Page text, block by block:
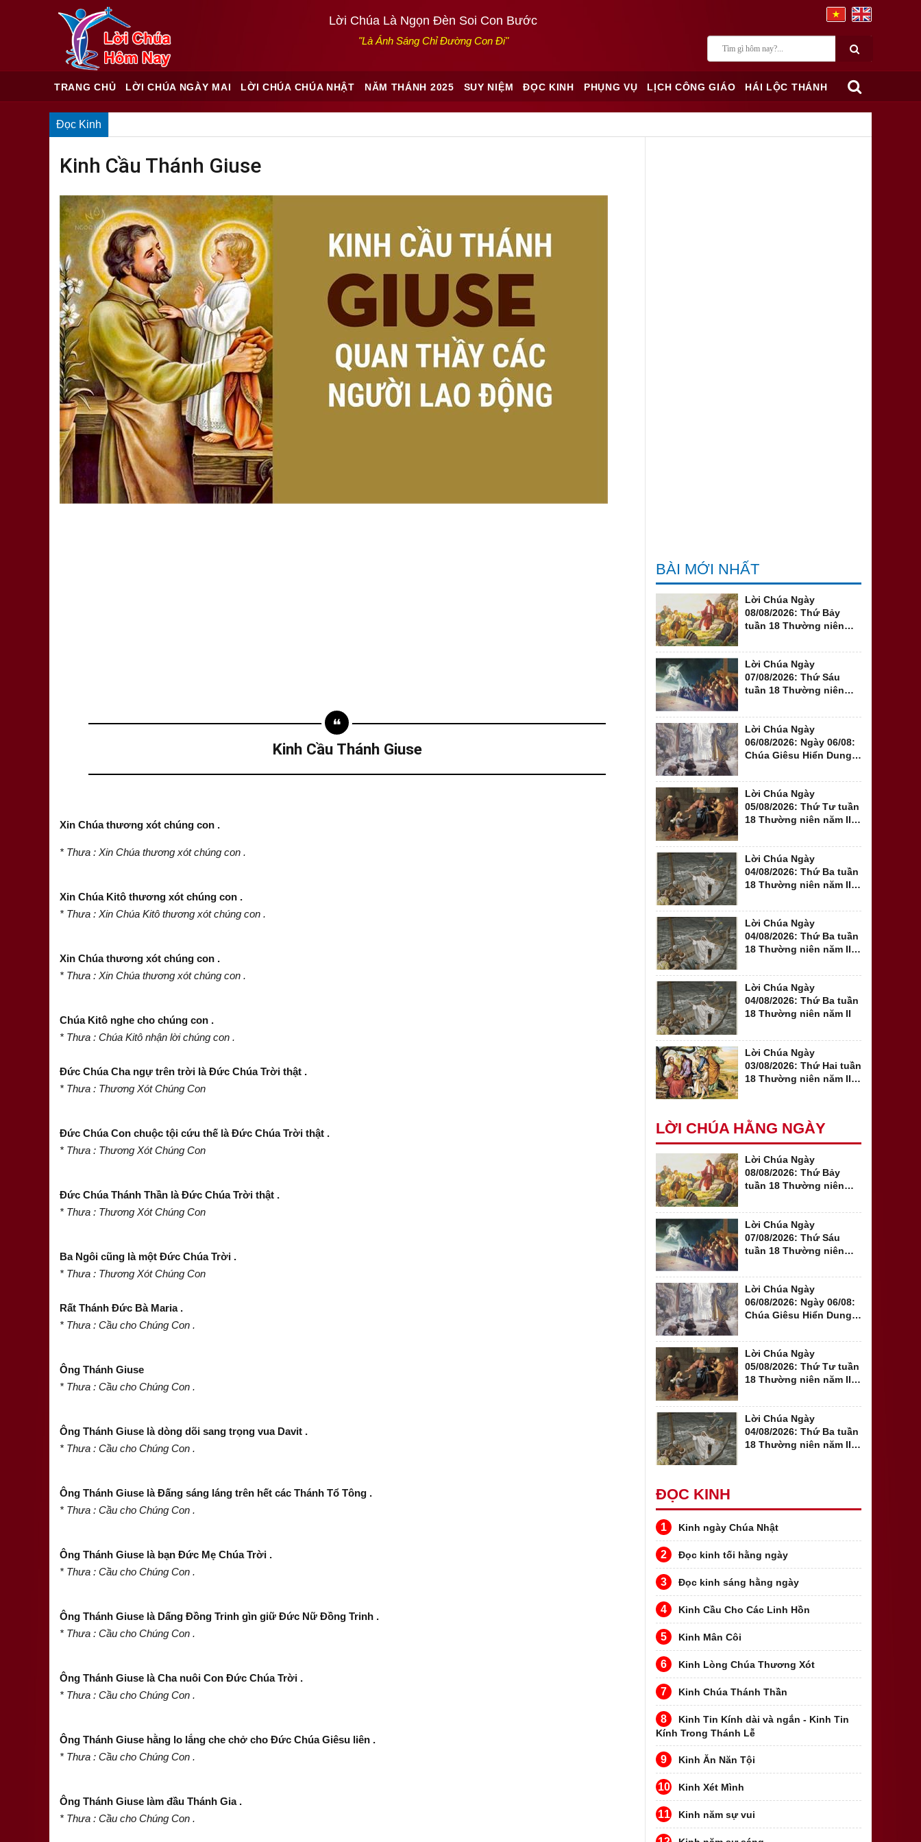
Lời Chúa Là Ngọn Đèn Soi Con Bước
"Là Ánh Sáng Chỉ Đường Con Đi"
TRANG CHỦ LỜI CHÚA NGÀY MAI LỜI CHÚA CHÚA NHẬT NĂM THÁNH 2025 SUY NIỆM ĐỌC KINH PHỤNG VỤ LỊCH CÔNG GIÁO HÁI LỘC THÁNH
Đọc Kinh
Kinh Cầu Thánh Giuse
Kinh Cầu Thánh Giuse
Xin Chúa thương xót chúng con .
* Thưa : Xin Chúa thương xót chúng con .
Xin Chúa Kitô thương xót chúng con .
* Thưa : Xin Chúa Kitô thương xót chúng con .
Xin Chúa thương xót chúng con .
* Thưa : Xin Chúa thương xót chúng con .
Chúa Kitô nghe cho chúng con .
* Thưa : Chúa Kitô nhận lời chúng con .
Đức Chúa Cha ngự trên trời là Đức Chúa Trời thật .
* Thưa : Thương Xót Chúng Con
Đức Chúa Con chuộc tội cứu thế là Đức Chúa Trời thật .
* Thưa : Thương Xót Chúng Con
Đức Chúa Thánh Thần là Đức Chúa Trời thật .
* Thưa : Thương Xót Chúng Con
Ba Ngôi cũng là một Đức Chúa Trời .
* Thưa : Thương Xót Chúng Con
Rất Thánh Đức Bà Maria .
* Thưa : Cầu cho Chúng Con .
Ông Thánh Giuse
* Thưa : Cầu cho Chúng Con .
Ông Thánh Giuse là dòng dõi sang trọng vua Davit .
* Thưa : Cầu cho Chúng Con .
Ông Thánh Giuse là Đấng sáng láng trên hết các Thánh Tổ Tông .
* Thưa : Cầu cho Chúng Con .
Ông Thánh Giuse là bạn Đức Mẹ Chúa Trời .
* Thưa : Cầu cho Chúng Con .
Ông Thánh Giuse là Dấng Đồng Trinh gìn giữ Đức Nữ Đồng Trinh .
* Thưa : Cầu cho Chúng Con .
Ông Thánh Giuse là Cha nuôi Con Đức Chúa Trời .
* Thưa : Cầu cho Chúng Con .
Ông Thánh Giuse hằng lo lắng che chở cho Đức Chúa Giêsu liên .
* Thưa : Cầu cho Chúng Con .
Ông Thánh Giuse làm đầu Thánh Gia .
* Thưa : Cầu cho Chúng Con .
BÀI MỚI NHẤT
Lời Chúa Ngày
08/08/2026: Thứ Bảy
tuần 18 Thường niên
Lời Chúa Ngày
07/08/2026: Thứ Sáu
tuần 18 Thường niên
Lời Chúa Ngày
06/08/2026: Ngày 06/08:
Chúa Giêsu Hiển Dung
Lời Chúa Ngày
05/08/2026: Thứ Tư tuần
18 Thường niên năm II
Lời Chúa Ngày
04/08/2026: Thứ Ba tuần
18 Thường niên năm II -
Lời Chúa Ngày
04/08/2026: Thứ Ba tuần
18 Thường niên năm II:
Lời Chúa Ngày
04/08/2026: Thứ Ba tuần
18 Thường niên năm II
Lời Chúa Ngày
03/08/2026: Thứ Hai tuần
18 Thường niên năm II
LỜI CHÚA HẰNG NGÀY
Lời Chúa Ngày
08/08/2026: Thứ Bảy
tuần 18 Thường niên
Lời Chúa Ngày
07/08/2026: Thứ Sáu
tuần 18 Thường niên
Lời Chúa Ngày
06/08/2026: Ngày 06/08:
Chúa Giêsu Hiển Dung
Lời Chúa Ngày
05/08/2026: Thứ Tư tuần
18 Thường niên năm II
Lời Chúa Ngày
04/08/2026: Thứ Ba tuần
18 Thường niên năm II -
ĐỌC KINH
1 Kinh ngày Chúa Nhật
2 Đọc kinh tối hằng ngày
3 Đọc kinh sáng hằng ngày
4 Kinh Cầu Cho Các Linh Hồn
5 Kinh Mân Côi
6 Kinh Lòng Chúa Thương Xót
7 Kinh Chúa Thánh Thần
8
Kinh Tin Kính dài và ngắn - Kinh Tin
Kính Trong Thánh Lễ
9 Kinh Ăn Năn Tội
10 Kinh Xét Mình
11 Kinh năm sự vui